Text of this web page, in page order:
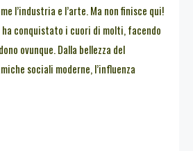
l’industria e l’arte. Ma non finisce qui!
ha conquistato i cuori di molti, facendo
ovunque. Dalla bellezza del
sociali moderne, l’influenza